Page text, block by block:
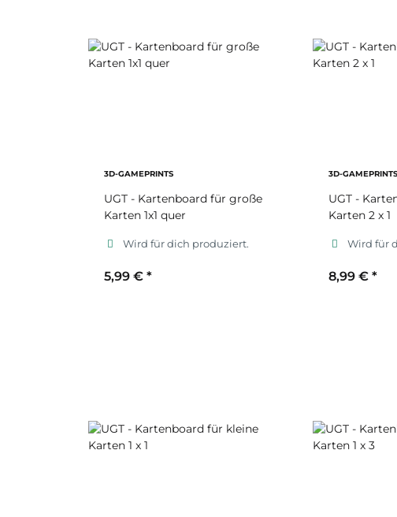
3D-GAMEPRINTS
UGT - Kartenboard für große
Karten 1x1 quer
Wird für dich produziert.
5,99 € *
3D-GAMEPRINTS
UGT -
Karten 2 x 1
Wird für
8,99 € *